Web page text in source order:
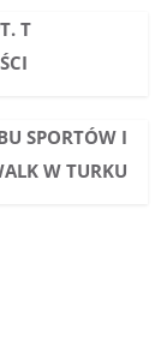
T
SPORTÓW I
W TURKU